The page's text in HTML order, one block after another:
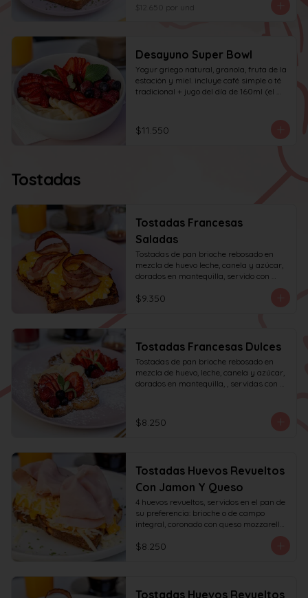
con ciboulette.
$12.650 por und
Desayuno Super Bowl
Yogur griego natural, granola, fruta de la
estación y miel. incluye café simple o té
tradicional + jugo del día de 160ml (el
$11.550
Tostadas
Tostadas Francesas
Saladas
Tostadas de pan brioche rebosado en
mezcla de huevo leche, canela y azúcar,
dorados en mantequilla, servido con
huevos revueltos, tocino y miel de maple.
$9.350
Tostadas Francesas Dulces
Tostadas de pan brioche rebosado en
mezcla de huevo, leche, canela y azúcar,
dorados en mantequilla, , servidas con
$8.250
Tostadas Huevos Revueltos
Con Jamon Y Queso
4 huevos revueltos, servidos en el pan de
su preferencia: brioche o de campo
integral, coronado con queso mozzarella
rallado y con jamón de pierna, decorado
con sésamo o ciboulette.
$8.250
Tostadas Huevos Revueltos